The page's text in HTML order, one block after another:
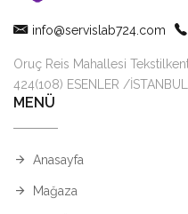
info@servislab724.com
Oruç Reis Mahallesi
424(108) ESENLER /İSTANBUL
MENÜ
Anasayfa
Mağaza